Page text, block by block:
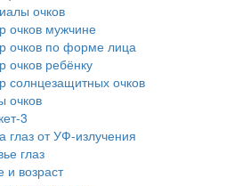
очков
очков мужчине
очков по форме лица
очков ребёнку
солнцезащитных очков
очков
3
глаз от УФ-излучения
глаз
и возраст